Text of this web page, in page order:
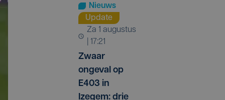
Nieuws
Update
za 1 augustus
| 17:21
Zwaar
ongeval op
E403 in
Izegem: drie